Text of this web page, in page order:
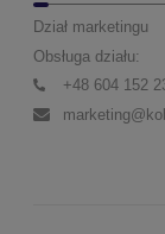
Dział marketingu
Obsługa działu:
+48 604 152